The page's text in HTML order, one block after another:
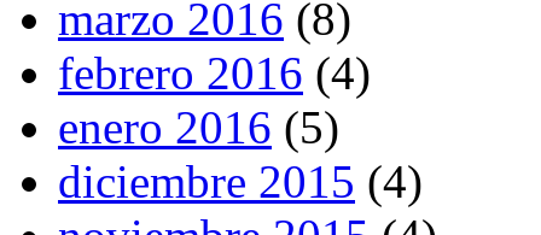
marzo 2016 (8)
febrero 2016 (4)
enero 2016 (5)
diciembre 2015 (4)